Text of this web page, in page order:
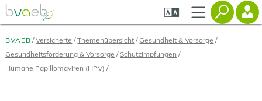
Zum
Seiteninhalt
springen
Zur
Navigation
springen
Zur
Mobilen
Navigation
BVAEB Versicherte Themenübersicht
Gesundheit & Vorsorge
Gesundheitsförderung & Vorsorge
Schutzimpfungen
Humane Papillomaviren (HPV)